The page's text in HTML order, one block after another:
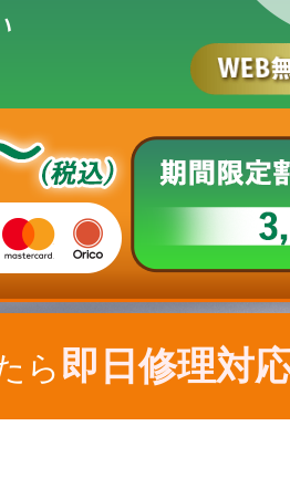
ら 即日修理対